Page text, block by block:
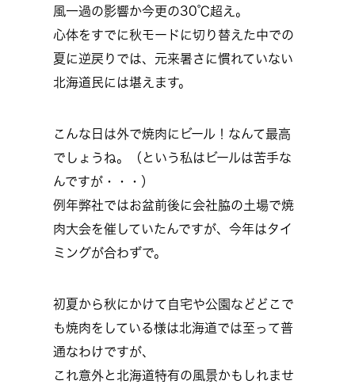
風一過の影響か今更の30℃超え。
心体をすでに秋モードに切り替えた中での
夏に逆戻りでは、元来暑さに慣れていない
北海道民には堪えます。
こんな日は外で焼肉にビール！なんて最高
でしょうね。（という私はビールは苦手な
んですが・・・）
例年弊社ではお盆前後に会社脇の土場で焼
肉大会を催していたんですが、今年はタイ
ミングが合わずで。
初夏から秋にかけて自宅や公園などどこで
も焼肉をしている様は北海道では至って普
通なわけですが、
これ意外と北海道特有の風景かもしれませ